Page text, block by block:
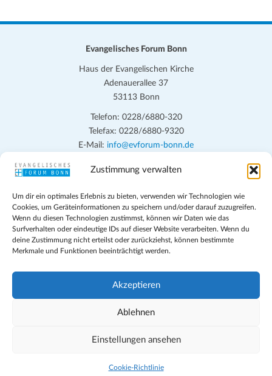
Zustimmung verwalten
Um dir ein optimales Erlebnis zu bieten, verwenden wir Technologien wie
Cookies, um Geräteinformationen zu speichern und/oder darauf zuzugreifen.
Wenn du diesen Technologien zustimmst, können wir Daten wie das
Surfverhalten oder eindeutige IDs auf dieser Website verarbeiten. Wenn du
deine Zustimmung nicht erteilst oder zurückziehst, können bestimmte
Merkmale und Funktionen beeinträchtigt werden.
Akzeptieren
Ablehnen
Einstellungen ansehen
Cookie-Richtlinie
Evangelisches Forum Bonn
Haus der Evangelischen Kirche
Adenauerallee 37
53113 Bonn
Telefon: 0228/6880-320
Telefax: 0228/6880-9320
E-Mail: info@evforum-bonn.de
Das Evangelische Forum Bonn will in seinen zentralen
persönlichen, beruflichen, kirchlichen und öffentlichen Lebens
eingehen, zu offener Begegnung und ehrlicher Auseinandersetzung
anregen und mithelfen, aus der Verheißung des Evangeliums heraus
im individuellen und gesellschaftlichen Leben verantwortlich zu
denken, zu reden und zu handeln.
Impressum
Teilnahmebedingungen
Cookie-Richtlinie (EU)